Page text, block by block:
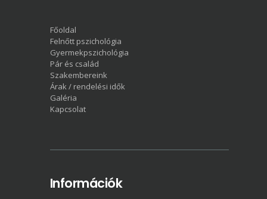
Főoldal
Felnőtt pszichológia
Gyermekpszichológia
Pár és család
Szakembereink
Árak / rendelési idők
Galéria
Kapcsolat
Információk